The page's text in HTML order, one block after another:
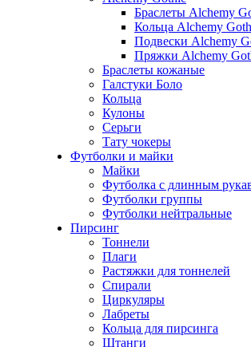
Браслеты Alchemy
Кольца Alchemy
Подвески Alchemy
Пряжки Alchemy
Браслеты кожаные
Галстуки Боло
Кольца
Кулоны
Серьги
Тату чокеры
Футболки и майки
Майки
Футболка с длинным
Футболки группы
Футболки нейтральные
Пирсинг
Тоннели
Плаги
Растяжки для тоннелей
Спирали
Циркуляры
Лабреты
Кольца для пирсинга
Штанги